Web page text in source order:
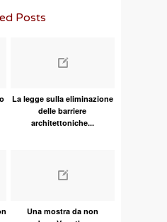
Posts
La legge sulla eliminazione
delle barriere
architettoniche...
Una mostra da non